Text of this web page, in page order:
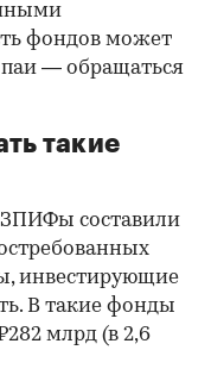
фондов может
паи — обращаться
такие
ЗПИФы составили
инвестирующие
В такие фонды
млрд (в 2,6